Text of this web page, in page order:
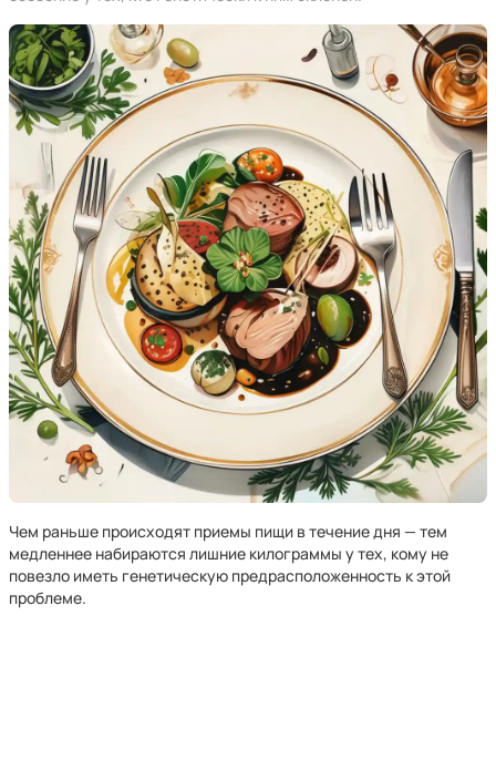
Чем раньше происходят приемы пищи в течение дня — тем
медленнее набираются лишние килограммы у тех, кому не
повезло иметь генетическую предрасположенность к этой
проблеме.